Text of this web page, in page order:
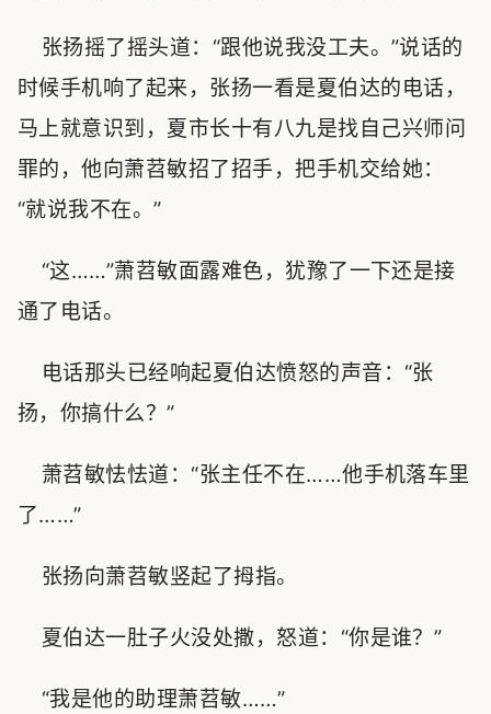
张扬摇了摇头道：“跟他说我没工夫。”说话的
时候手机响了起来，张扬一看是夏伯达的电话，
马上就意识到，夏市长十有八九是找自己兴师问
罪的，他向萧苕敏招了招手，把手机交给她：
“就说我不在。”
“这……”萧苕敏面露难色，犹豫了一下还是接
通了电话。
电话那头已经响起夏伯达愤怒的声音：“张
扬，你搞什么？”
萧苕敏怯怯道：“张主任不在……他手机落车里
了……”
张扬向萧苕敏竖起了拇指。
夏伯达一肚子火没处撒，怒道：“你是谁？”
“我是他的助理萧苕敏……”